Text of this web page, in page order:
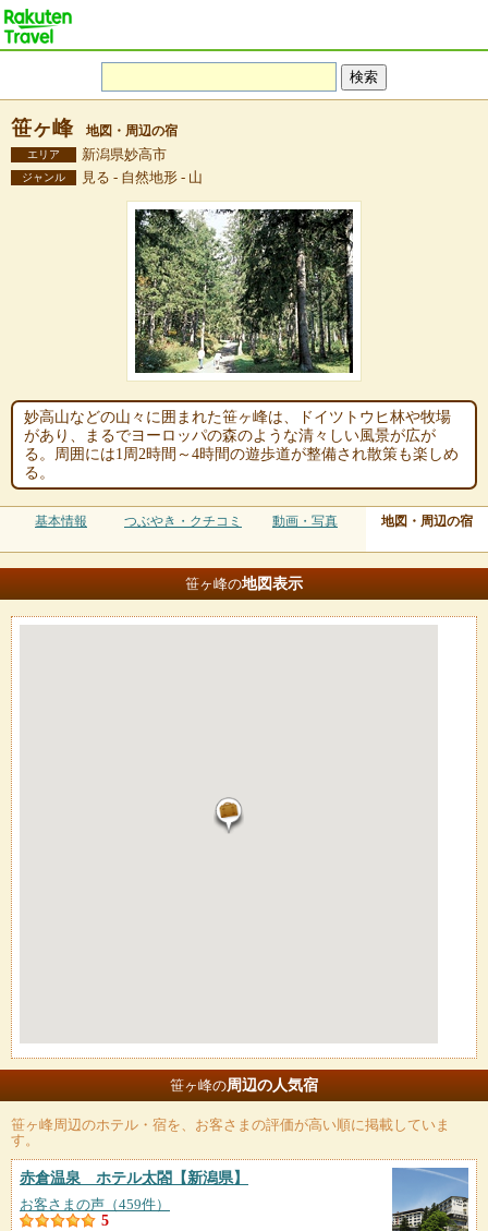
笹ヶ峰 地図・周辺の宿
エリア 新潟県妙高市
ジャンル 見る - 自然地形 - 山
妙高山などの山々に囲まれた笹ヶ峰は、ドイツトウヒ林や牧場
があり、まるでヨーロッパの森のような清々しい風景が広が
る。周囲には1周2時間～4時間の遊歩道が整備され散策も楽しめ
る。
基本情報 つぶやき・クチコミ 動画・写真 地図・周辺の宿
笹ヶ峰の地図表示
笹ヶ峰の周辺の人気宿
笹ヶ峰周辺のホテル・宿を、お客さまの評価が高い順に掲載していま
す。
赤倉温泉 ホテル太閤 【新潟県】
お客さまの声（459件）
5